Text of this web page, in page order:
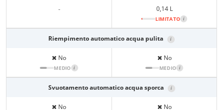
- 0,14 L
LIMITATO i
Riempimento automatico acqua pulita i
No
MEDIO i
No
MEDIO i
Svuotamento automatico acqua sporca i
No No